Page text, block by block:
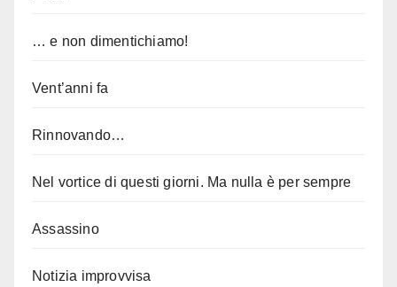
… e non dimentichiamo!
Vent’anni fa
Rinnovando…
Nel vortice di questi giorni. Ma nulla è per sempre
Assassino
Notizia improvvisa